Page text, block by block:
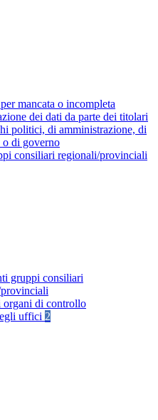
mancata o incompleta
dei dati da parte dei titolari
politici, di amministrazione, di
o di governo
consiliari regionali/provinciali
gruppi consiliari
organi di controllo
uffici 2